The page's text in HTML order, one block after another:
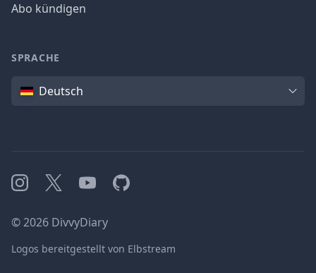
Abo kündigen
SPRACHE
SpracheDeutsch
Instagram
X YouTubeGitHub
©2026 DivvyDiary
Logos bereitgestellt von Elbstream